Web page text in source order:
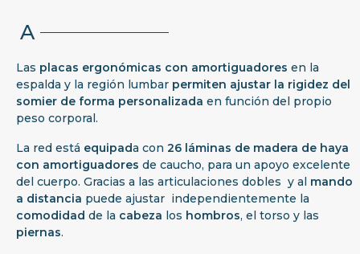
A
Las placas ergonómicas con amortiguadores en la
espalda y la región lumbar permiten ajustar la rigidez del
somier de forma personalizada en función del propio
peso corporal.
La red está equipada con 26 láminas de madera de haya
con amortiguadores de caucho, para un apoyo excelente
del cuerpo. Gracias a las articulaciones dobles y al mando
a distancia puede ajustar independientemente la
comodidad de la cabeza los hombros, el torso y las
piernas.